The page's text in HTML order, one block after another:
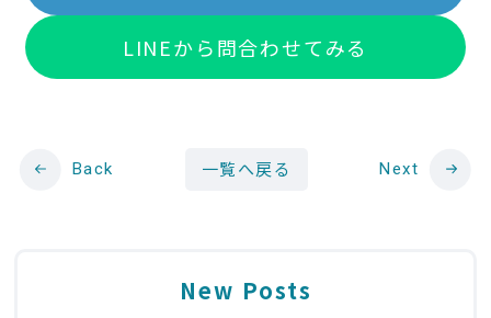
LINEから問合わせてみる
Back 一覧へ戻る Next
New Posts